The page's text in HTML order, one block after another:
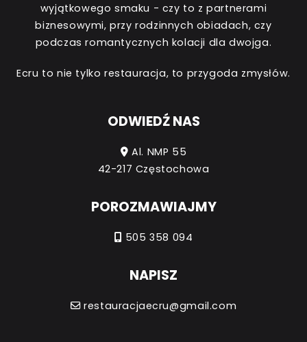
wyjątkowego smaku - czy to z partnerami
biznesowymi, przy rodzinnych obiadach, czy
podczas romantycznych kolacji dla dwojga.
Ecru to nie tylko restauracja, to przygoda zmysłów.
ODWIEDŹ NAS
Al. NMP 55
42-217 Częstochowa
POROZMAWIAJMY
505 358 094
NAPISZ
restauracjaecru@gmail.com